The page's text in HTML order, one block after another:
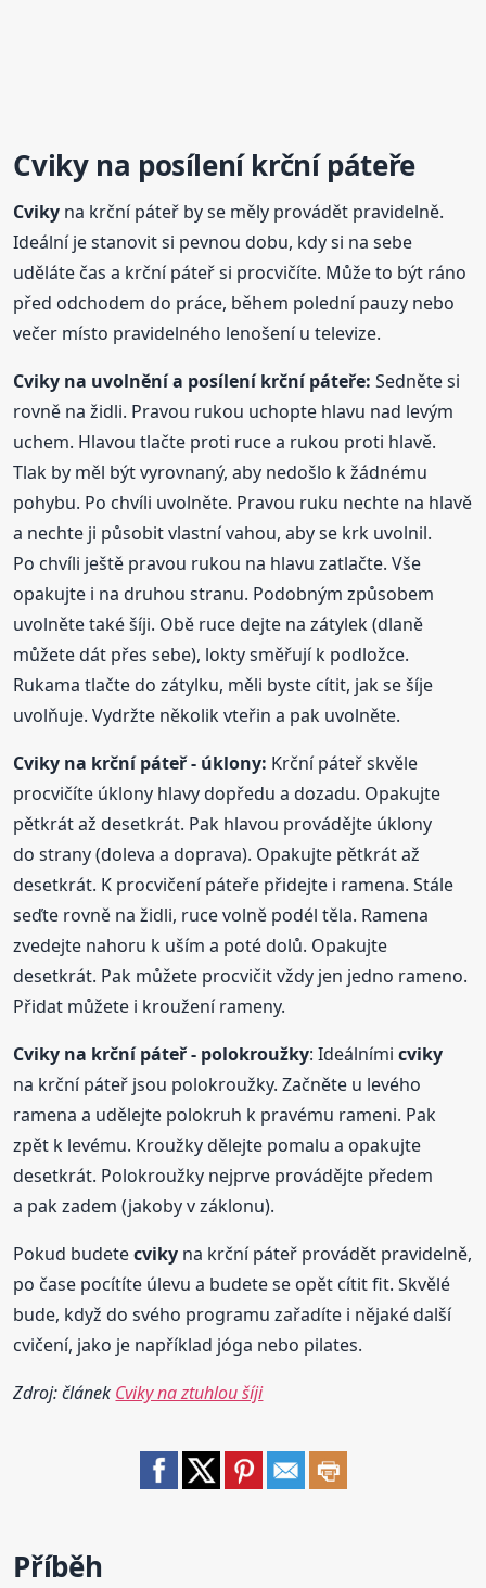
Cvikyna posílení krční páteře
Cviky na krční páteř by se měly provádět pravidelně.
Ideální je stanovit si pevnou dobu, kdy si na sebe
uděláte čas a krční páteř si procvičíte. Může to být ráno
před odchodem do práce, během polední pauzy nebo
večer místo pravidelného lenošení u televize.
Cviky na uvolnění a posílení krční páteře: Sedněte si
rovně na židli. Pravou rukou uchopte hlavu nad levým
uchem. Hlavou tlačte proti ruce a rukou proti hlavě.
Tlak by měl být vyrovnaný, aby nedošlo k žádnému
pohybu. Po chvíli uvolněte. Pravou ruku nechte na hlavě
a nechte ji působit vlastní vahou, aby se krk uvolnil.
Po chvíli ještě pravou rukou na hlavu zatlačte. Vše
opakujte i na druhou stranu. Podobným způsobem
uvolněte také šíji. Obě ruce dejte na zátylek (dlaně
můžete dát přes sebe), lokty směřují k podložce.
Rukama tlačte do zátylku, měli byste cítit, jak se šíje
uvolňuje. Vydržte několik vteřin a pak uvolněte.
Cviky na krční páteř - úklony: Krční páteř skvěle
procvičíte úklony hlavy dopředu a dozadu. Opakujte
pětkrát až desetkrát. Pak hlavou provádějte úklony
do strany (doleva a doprava). Opakujte pětkrát až
desetkrát. K procvičení páteře přidejte i ramena. Stále
seďte rovně na židli, ruce volně podél těla. Ramena
zvedejte nahoru k uším a poté dolů. Opakujte
desetkrát. Pak můžete procvičit vždy jen jedno rameno.
Přidat můžete i kroužení rameny.
Cviky na krční páteř - polokroužky: Ideálnímicviky
na krční páteř jsou polokroužky. Začněte u levého
ramena a udělejte polokruh k pravému rameni. Pak
zpět k levému. Kroužky dělejte pomalu a opakujte
desetkrát. Polokroužky nejprve provádějte předem
a pak zadem (jakoby v záklonu).
Pokud budetecviky na krční páteř provádět pravidelně,
po čase pocítíte úlevu a budete se opět cítit fit. Skvělé
bude, když do svého programu zařadíte i nějaké další
cvičení, jako je například jóga nebo pilates.
Zdroj: článek Cviky na ztuhlou šíji
Příběh